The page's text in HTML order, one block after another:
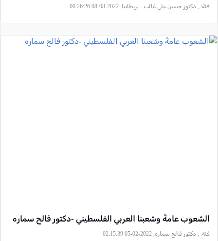
فئة: , دكتور حسين علي غالب - بريطانيا, 2022-08-08 00:26:26
الشعوب عامةً وشعبنا العربي الفلسطيني -دكتور فالح سماره
فئة: , دكتور فالح سماره, 2022-02-05 02:15:39